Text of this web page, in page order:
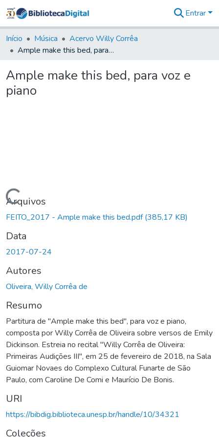
&
Coleções
Tudo na
Digital
Entrar
Início Música
Acervo Willy Corrêa
Ample make this bed, para voz e piano
Ample make this bed, para voz e
piano
Carregando...
Arquivos
FEITO_2017 - Ample make this bed.pdf(385,17 KB)
Data
2017-07-24
Autores
Oliveira, Willy Corrêa de
Resumo
Partitura de "Ample make this bed", para voz e piano,
composta por Willy Corrêa de Oliveira sobre versos de Emily
Dickinson. Estreia no recital "Willy Corrêa de Oliveira:
Primeiras Audições III", em 25 de fevereiro de 2018, na Sala
Guiomar Novaes do Complexo Cultural Funarte de São
Paulo, com Caroline De Comi e Maurício De Bonis.
URI
https://bibdig.biblioteca.unesp.br/handle/10/34321
Coleções